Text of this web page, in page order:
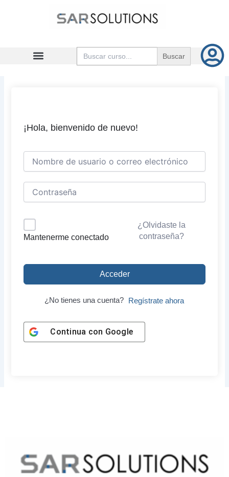
Buscar:
¡Hola, bienvenido de nuevo!
Mantenerme conectado
¿Olvidaste la
contraseña?
Acceder
¿No tienes una cuenta? Regístrate ahora
Continua con Google